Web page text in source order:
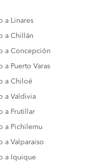
a Linares
a Chillán
a Concepción
a Puerto Varas
a Chiloé
a Valdivia
a Frutillar
a Pichilemu
a Valparaiso
a Iquique